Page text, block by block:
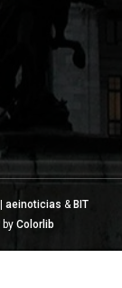
aeinoticias & BIT
by Colorlib